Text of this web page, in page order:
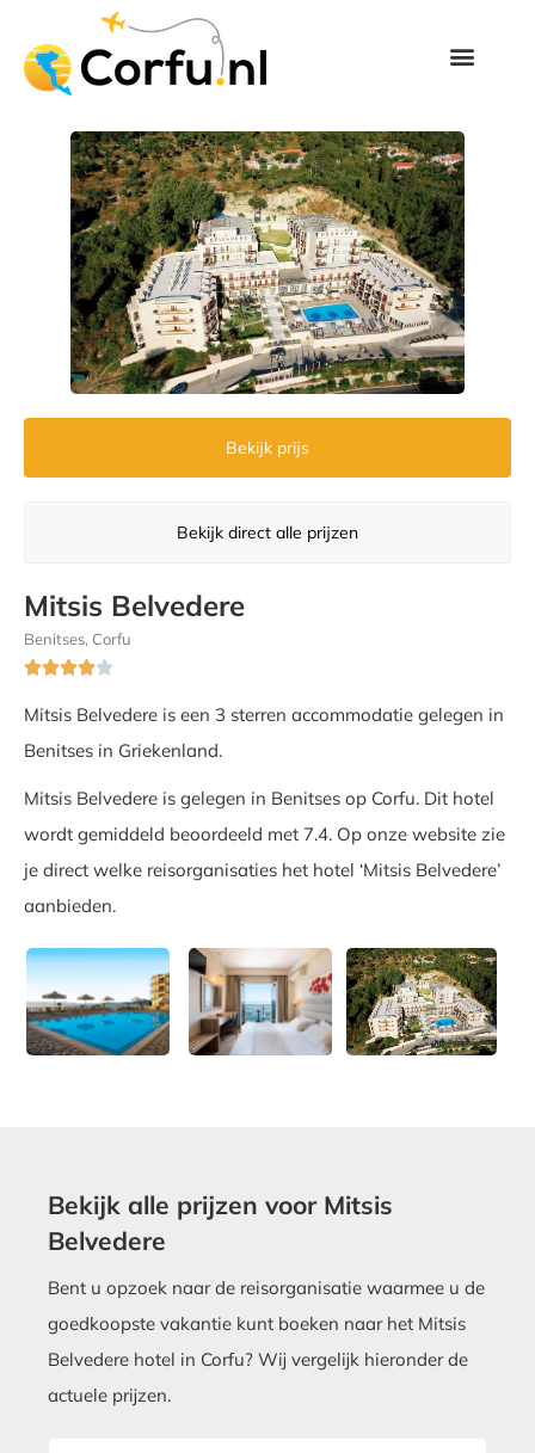
Bekijk prijs
Bekijk direct alle prijzen
Mitsis Belvedere
Benitses, Corfu

Mitsis Belvedere is een 3 sterren accommodatie gelegen in
Benitses in Griekenland.
Mitsis Belvedere is gelegen in Benitses op Corfu. Dit hotel
wordt gemiddeld beoordeeld met 7.4. Op onze website zie
je direct welke reisorganisaties het hotel ‘Mitsis Belvedere’
aanbieden.
Bekijk alle prijzen voor Mitsis
Belvedere
Bent u opzoek naar de reisorganisatie waarmee u de
goedkoopste vakantie kunt boeken naar het Mitsis
Belvedere hotel in Corfu? Wij vergelijk hieronder de
actuele prijzen.